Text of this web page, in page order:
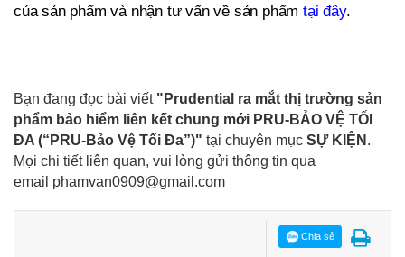
của sản phẩm và nhận tư vấn về sản phẩm tại đây.
Bạn đang đọc bài viết "Prudential ra mắt thị trường sản
phẩm bảo hiểm liên kết chung mới PRU-BẢO VỆ TỐI
ĐA (“PRU-Bảo Vệ Tối Đa”)" tại chuyên mục SỰ KIỆN .
Mọi chi tiết liên quan, vui lòng gửi thông tin qua
email phamvan0909@gmail.com
Chia sẻ